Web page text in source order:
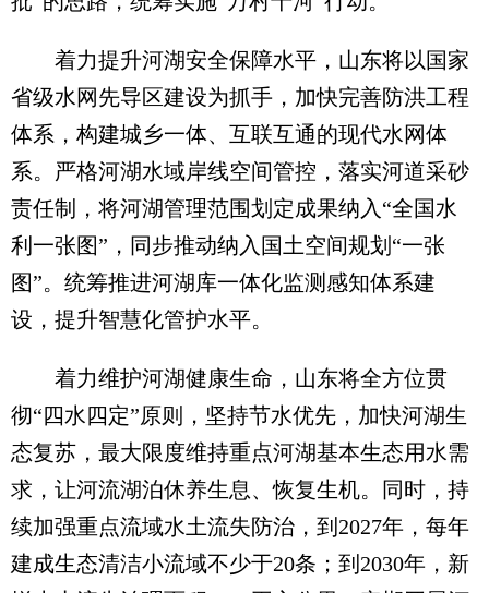
着力提升河湖安全保障水平，山东将以国家
省级水网先导区建设为抓手，加快完善防洪工程
体系，构建城乡一体、互联互通的现代水网体
系。严格河湖水域岸线空间管控，落实河道采砂
责任制，将河湖管理范围划定成果纳入“全国水
利一张图”，同步推动纳入国土空间规划“一张
图”。统筹推进河湖库一体化监测感知体系建
设，提升智慧化管护水平。
着力维护河湖健康生命，山东将全方位贯
彻“四水四定”原则，坚持节水优先，加快河湖生
态复苏，最大限度维持重点河湖基本生态用水需
求，让河流湖泊休养生息、恢复生机。同时，持
续加强重点流域水土流失防治，到2027年，每年
建成生态清洁小流域不少于20条；到2030年，新